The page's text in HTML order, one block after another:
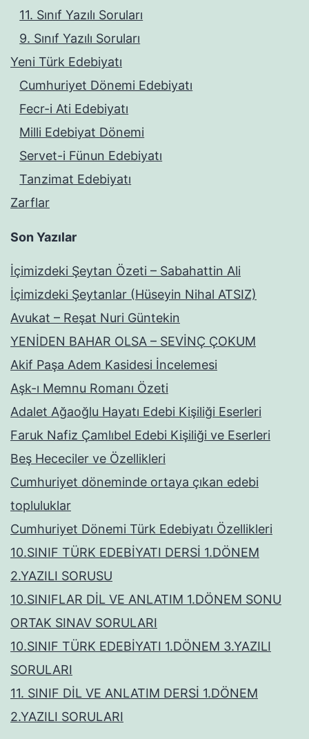
11. Sınıf Yazılı Soruları
9. Sınıf Yazılı Soruları
Yeni Türk Edebiyatı
Cumhuriyet Dönemi Edebiyatı
Fecr-i Ati Edebiyatı
Milli Edebiyat Dönemi
Servet-i Fünun Edebiyatı
Tanzimat Edebiyatı
Zarflar
Son Yazılar
İçimizdeki Şeytan Özeti – Sabahattin Ali
İçimizdeki Şeytanlar (Hüseyin Nihal ATSIZ)
Avukat – Reşat Nuri Güntekin
YENİDEN BAHAR OLSA – SEVİNÇ ÇOKUM
Akif Paşa Adem Kasidesi İncelemesi
Aşk-ı Memnu Romanı Özeti
Adalet Ağaoğlu Hayatı Edebi Kişiliği Eserleri
Faruk Nafiz Çamlıbel Edebi Kişiliği ve Eserleri
Beş Hececiler ve Özellikleri
Cumhuriyet döneminde ortaya çıkan edebi
topluluklar
Cumhuriyet Dönemi Türk Edebiyatı Özellikleri
10.SINIF TÜRK EDEBİYATI DERSİ 1.DÖNEM
2.YAZILI SORUSU
10.SINIFLAR DİL VE ANLATIM 1.DÖNEM SONU
ORTAK SINAV SORULARI
10.SINIF TÜRK EDEBİYATI 1.DÖNEM 3.YAZILI
SORULARI
11. SINIF DİL VE ANLATIM DERSİ 1.DÖNEM
2.YAZILI SORULARI